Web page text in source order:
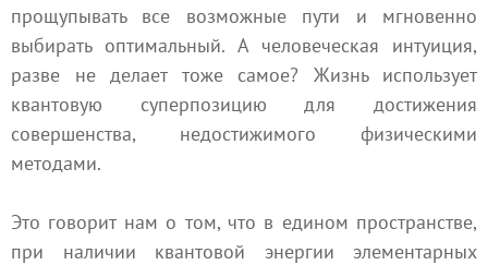
прощупывать все возможные пути и мгновенно
выбирать оптимальный. А человеческая интуиция,
разве не делает тоже самое? Жизнь использует
квантовую суперпозицию для достижения
совершенства, недостижимого физическими
методами.
Это говорит нам о том, что в едином пространстве,
при наличии квантовой энергии элементарных